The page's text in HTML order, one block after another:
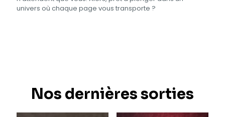
univers où chaque page vous transporte ?
Nos dernières sorties